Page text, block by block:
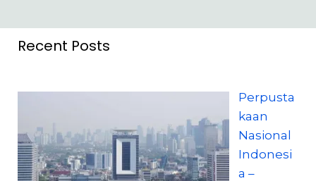
Recent Posts
Perpusta
kaan
Nasional
Indonesi
a –